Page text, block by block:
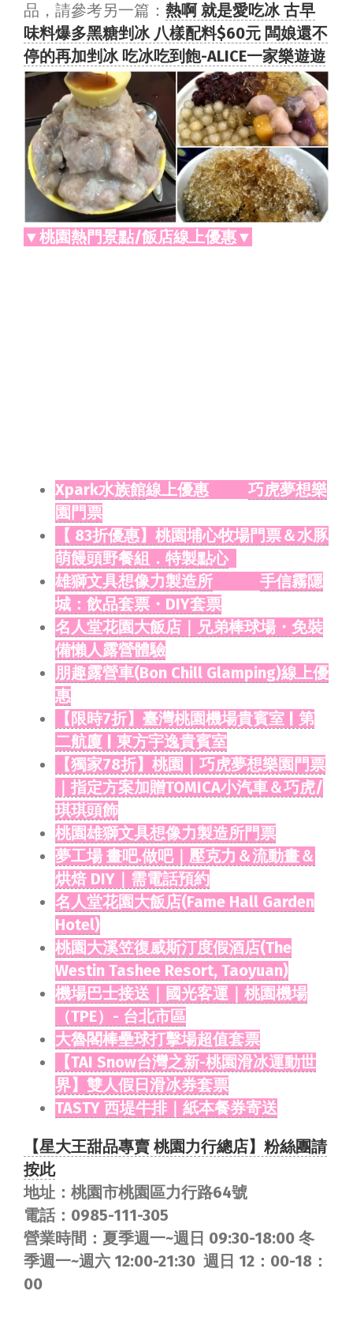
品，請參考另一篇： 熱啊 就是愛吃冰 古早
味料爆多黑糖剉冰 八樣配料$60元 闆娘還不
停的再加剉冰 吃冰吃到飽-ALICE一家樂遊遊
▼桃園熱門景點/飯店線上優惠▼
Xpark水族館線上優惠
巧虎夢想樂
園門票
【 83折優惠】桃園埔心牧場門票＆水豚
萌饅頭野餐組．特製點心
雄獅文具想像力製造所
手信霧隱
城：飲品套票・DIY套票
名人堂花園大飯店｜兄弟棒球場・免裝
備懶人露營體驗
朋趣露營車(Bon Chill Glamping)線上優
惠
【限時7折】臺灣桃園機場貴賓室 | 第
二航廈 | 東方宇逸貴賓室
【獨家78折】桃園｜巧虎夢想樂園門票
｜指定方案加贈TOMICA小汽車＆巧虎/
琪琪頭飾
桃園雄獅文具想像力製造所門票
夢工場 畫吧.做吧｜壓克力＆流動畫＆
烘焙 DIY｜需電話預約
名人堂花園大飯店(Fame Hall Garden
Hotel)
桃園大溪笠復威斯汀度假酒店(The
Westin Tashee Resort, Taoyuan)
機場巴士接送｜國光客運｜桃園機場
（TPE）- 台北市區
大魯閣棒壘球打擊場超值套票
【TAI Snow台灣之新-桃園滑冰運動世
界】 雙人假日滑冰券套票
TASTY 西堤牛排｜紙本餐券寄送
【星大王甜品專賣 桃園力行總店】粉絲團請
按此
地址：桃園市桃園區力行路64號
電話：0985-111-305
營業時間：夏季週一~週日 09:30-18:00 冬
季週一~週六 12:00-21:30 週日 12：00-18：
00